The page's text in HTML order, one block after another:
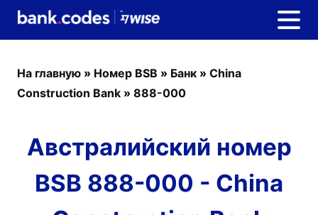
На главную » Номер BSB » Банк » China
Construction Bank » 888-000
Австралийский номер
BSB 888-000 - China